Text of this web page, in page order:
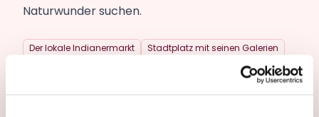
Naturwunder suchen.
Der lokale Indianermarkt
Stadtplatz mit seinen Galerien
Bandelier National Monument mit seinen Felswohnungen
beeindruckende Brücken